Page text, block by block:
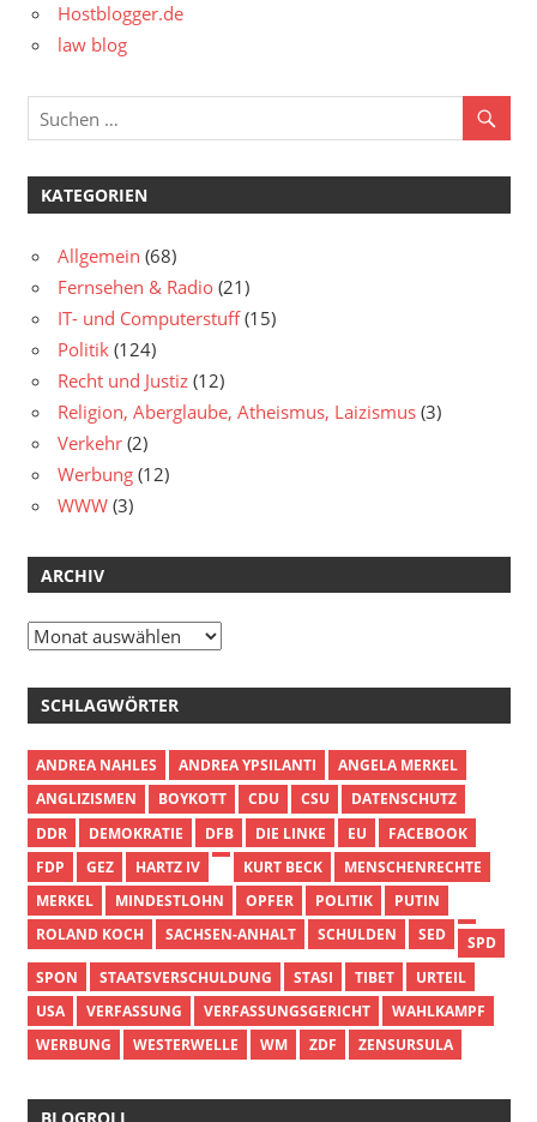
Hostblogger.de
law blog
KATEGORIEN
Allgemein (68)
Fernsehen & Radio (21)
IT- und Computerstuff(15)
Politik (124)
Recht und Justiz (12)
Religion, Aberglaube, Atheismus, Laizismus (3)
Verkehr (2)
Werbung (12)
WWW (3)
ARCHIV
Archiv
SCHLAGWÖRTER
ANDREA NAHLES ANDREA YPSILANTI
ANGELA MERKEL
ANGLIZISMEN
BOYKOTT CDU CSU
DATENSCHUTZ
DDR
DEMOKRATIE DFB DIE LINKE EU
FACEBOOK
FDP
GEZ HARTZ IV KURT BECK
MENSCHENRECHTE
MERKEL
MINDESTLOHN OPFER POLITIK
PUTIN
ROLAND KOCH
SACHSEN-ANHALT SCHULDEN SED
SPD
SPON
STAATSVERSCHULDUNG STASI TIBET
URTEIL
USA
VERFASSUNG VERFASSUNGSGERICHT
WAHLKAMPF
WERBUNG
WESTERWELLE WM ZDF ZENSURSULA